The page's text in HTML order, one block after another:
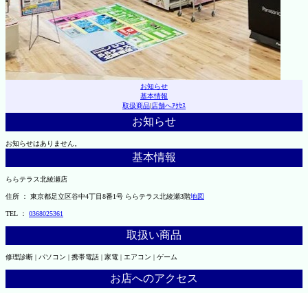
お知らせ
基本情報
取扱商品|店舗へｱｸｾｽ
お知らせ
お知らせはありません。
基本情報
ららテラス北綾瀬店
住所 ： 東京都足立区谷中4丁目8番1号 ららテラス北綾瀬3階地図
TEL ： 0368025361
取扱い商品
修理診断 | パソコン | 携帯電話 | 家電 | エアコン | ゲーム
お店へのアクセス